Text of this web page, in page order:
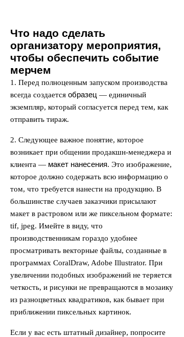
Что надо сделать
организатору мероприятия,
чтобы обеспечить событие
мерчем
1. Перед полноценным запуском производства
всегда создается образец — единичный
экземпляр, который согласуется перед тем, как
отправить тираж.
2. Следующее важное понятие, которое
возникает при общении продакшн-менеджера и
клиента — макет нанесения. Это изображение,
которое должно содержать всю информацию о
том, что требуется нанести на продукцию. В
большинстве случаев заказчики присылают
макет в растровом или же пиксельном формате:
tif, jpeg. Имейте в виду, что
производственникам гораздо удобнее
просматривать векторные файлы, созданные в
программах CoralDraw, Adobe Illustrator. При
увеличении подобных изображений не теряется
четкость, и рисунки не превращаются в мозаику
из разноцветных квадратиков, как бывает при
приближении пиксельных картинок.
Если у вас есть штатный дизайнер, попросите